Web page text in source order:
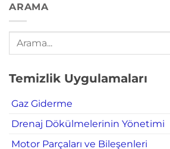
ARAMA
Temizlik Uygulamaları
Gaz Giderme
Drenaj Dökülmelerinin Yönetimi
Motor Parçaları ve Bileşenleri